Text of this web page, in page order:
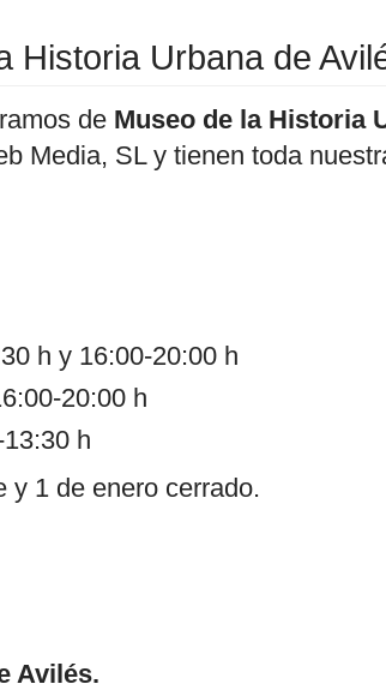
Historia Urbana de
de Museo de la Historia
Media, SL y tienen toda
h y 16:00-20:00 h
20:00 h
h
y 1 de enero cerrado.
Avilés.